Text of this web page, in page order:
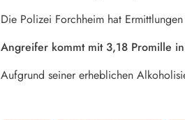
Die Polizei Forchheim hat
Angreifer kommt mit 3,18 Promille
Aufgrund seiner erheblichen